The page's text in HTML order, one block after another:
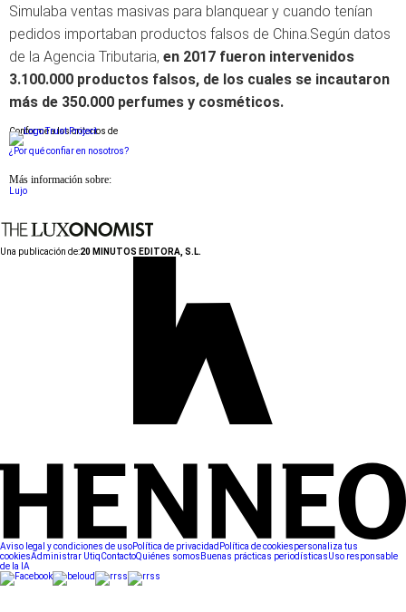
Simulaba ventas masivas para blanquear y cuando tenían
pedidos importaban productos falsos de China.Según datos
de la Agencia Tributaria, en 2017 fueron intervenidos
3.100.000 productos falsos, de los cuales se incautaron
más de 350.000 perfumes y cosméticos.
Conforme a los criterios de
¿Por qué confiar en nosotros?
Más información sobre:
Lujo
Una publicación de:20 MINUTOS EDITORA, S.L.
Aviso legal y condiciones de usoPolítica de privacidad Política de cookiespersonaliza tus
cookiesAdministrar UtiqContactoQuiénes somos Buenas prácticas periodísticasUso responsable
de la IA